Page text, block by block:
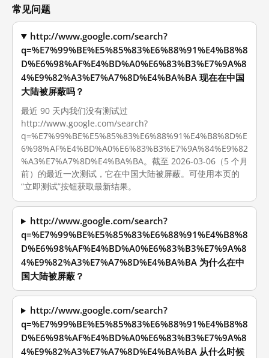
常见问题
http://www.google.com/search?
q=%E7%99%BE%E5%85%83%E6%88%91%E4%B8%8
D%E6%98%AF%E4%BD%A0%E6%83%B3%E7%9A%8
4%E9%82%A3%E7%A7%8D%E4%BA%BA 现在在中国
大陆被屏蔽吗？
最近 90 天内我们没有测试过
http://www.google.com/search?
q=%E7%99%BE%E5%85%83%E6%88%91%E4%B8%8D%E
6%98%AF%E4%BD%A0%E6%83%B3%E7%9A%84%E9%82
%A3%E7%A7%8D%E4%BA%BA。截至 2026-03-06（5 个月
前）的最近一次测试，它在中国大陆被屏蔽。可使用本页的
“立即测试”按钮获取最新结果。
http://www.google.com/search?
q=%E7%99%BE%E5%85%83%E6%88%91%E4%B8%8
D%E6%98%AF%E4%BD%A0%E6%83%B3%E7%9A%8
4%E9%82%A3%E7%A7%8D%E4%BA%BA 为什么在中
国大陆被屏蔽？
http://www.google.com/search?
q=%E7%99%BE%E5%85%83%E6%88%91%E4%B8%8
D%E6%98%AF%E4%BD%A0%E6%83%B3%E7%9A%8
4%E9%82%A3%E7%A7%8D%E4%BA%BA 从什么时候